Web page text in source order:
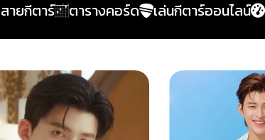
ายกีตาร์ ตารางคอร์ด เล่นกีตาร์ออนไลน์